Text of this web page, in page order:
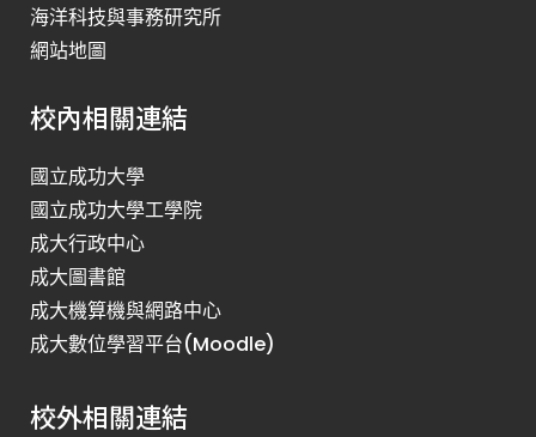
海洋科技與事務研究所
網站地圖
校內相關連結
國立成功大學
國立成功大學工學院
成大行政中心
成大圖書館
成大機算機與網路中心
成大數位學習平台(Moodle)
校外相關連結